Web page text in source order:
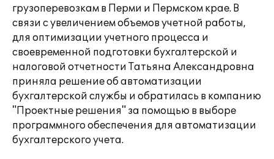
грузоперевозкам в Перми и Пермском крае. В
связи с увеличением объемов учетной работы,
для оптимизации учетного процесса и
своевременной подготовки бухгалтерской и
налоговой отчетности Татьяна Александровна
приняла решение об автоматизации
бухгалтерской службы и обратилась в компанию
"Проектные решения" за помощью в выборе
программного обеспечения для автоматизации
бухгалтерского учета.